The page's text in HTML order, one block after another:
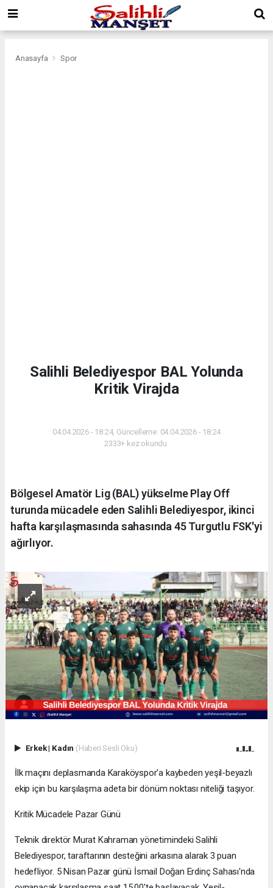
Anasayfa Spor
Salihli Belediyespor BAL Yolunda
Kritik Virajda
04.04.2026 - 18:24, Güncelleme: 04.04.2026 - 18:24
2333+ kez okundu.
Bölgesel Amatör Lig (BAL) yükselme Play Off
turunda mücadele eden Salihli Belediyespor, ikinci
hafta karşılaşmasında sahasında 45 Turgutlu FSK'yi
ağırlıyor.
Erkek| Kadın (Haberi Sesli Oku)
İlk maçını deplasmanda Karaköyspor'a kaybeden yeşil-beyazlı
ekip için bu karşılaşma adeta bir dönüm noktası niteliği taşıyor.
Kritik Mücadele Pazar Günü
Teknik direktör Murat Kahraman yönetimindeki Salihli
Belediyespor, taraftarının desteğini arkasına alarak 3 puan
hedefliyor. 5 Nisan Pazar günü İsmail Doğan Erdinç Sahası'nda